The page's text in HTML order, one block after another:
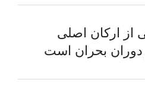
از ارکان اصلی
بحران است